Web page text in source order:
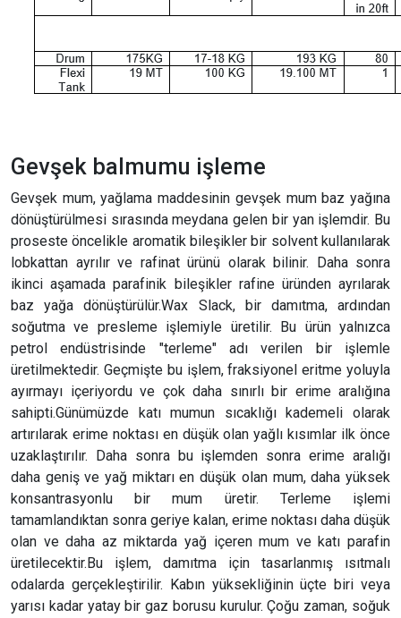
Gevşek balmumu işleme
Gevşek mum, yağlama maddesinin gevşek mum baz yağına
dönüştürülmesi sırasında meydana gelen bir yan işlemdir. Bu
proseste öncelikle aromatik bileşikler bir solvent kullanılarak
lobkattan ayrılır ve rafinat ürünü olarak bilinir. Daha sonra
ikinci aşamada parafinik bileşikler rafine üründen ayrılarak
baz yağa dönüştürülür.Wax Slack, bir damıtma, ardından
soğutma ve presleme işlemiyle üretilir. Bu ürün yalnızca
petrol endüstrisinde "terleme" adı verilen bir işlemle
üretilmektedir. Geçmişte bu işlem, fraksiyonel eritme yoluyla
ayırmayı içeriyordu ve çok daha sınırlı bir erime aralığına
sahipti.Günümüzde katı mumun sıcaklığı kademeli olarak
artırılarak erime noktası en düşük olan yağlı kısımlar ilk önce
uzaklaştırılır. Daha sonra bu işlemden sonra erime aralığı
daha geniş ve yağ miktarı en düşük olan mum, daha yüksek
konsantrasyonlu bir mum üretir. Terleme işlemi
tamamlandıktan sonra geriye kalan, erime noktası daha düşük
olan ve daha az miktarda yağ içeren mum ve katı parafin
üretilecektir.Bu işlem, damıtma için tasarlanmış ısıtmalı
odalarda gerçekleştirilir. Kabın yüksekliğinin üçte biri veya
yarısı kadar yatay bir gaz borusu kurulur. Çoğu zaman, soğuk